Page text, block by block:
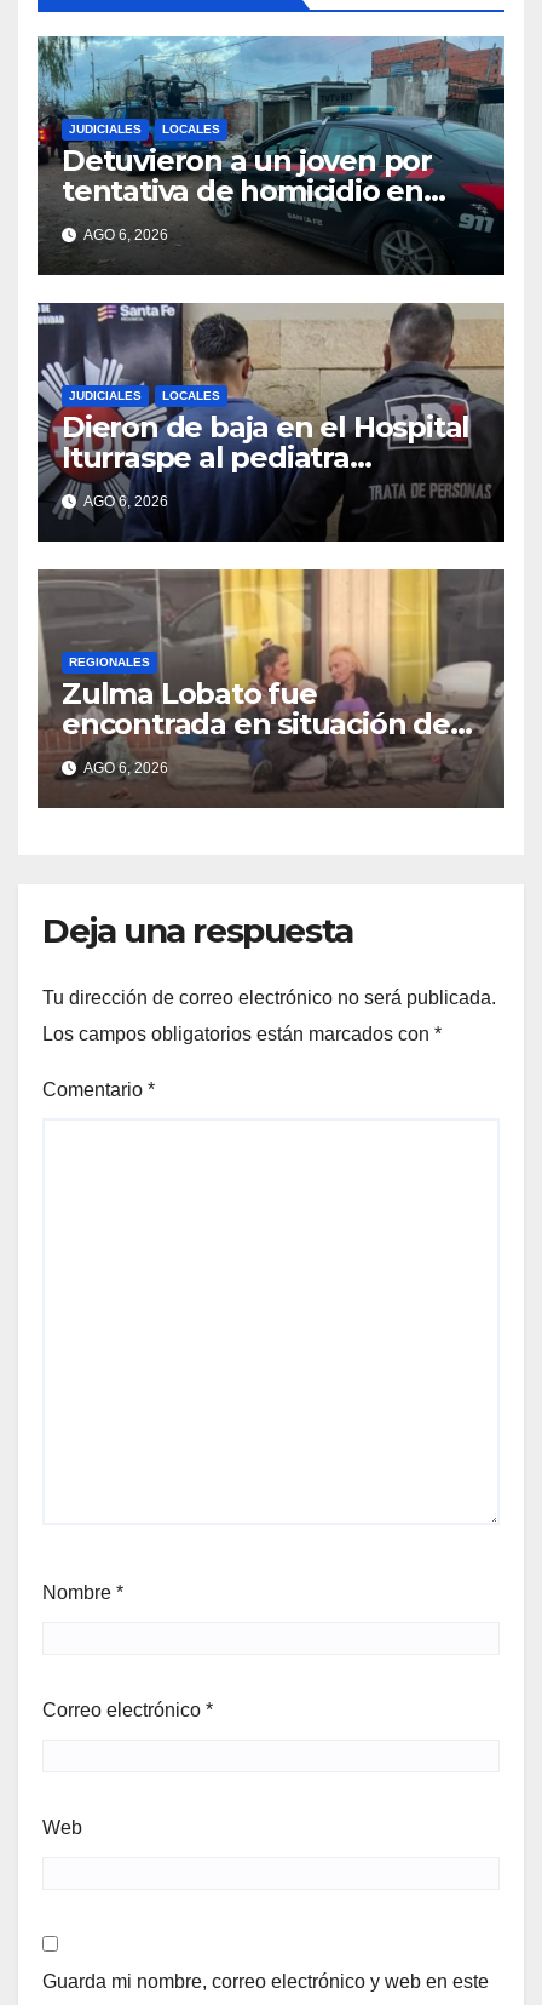
JUDICIALES LOCALES
Detuvieron a un joven por
tentativa de homicidio en
barrio 12 de Octubre
AGO 6, 2026
JUDICIALES LOCALES
Dieron de baja en el Hospital
Iturraspe al pediatra
denunciado por abuso
AGO 6, 2026
REGIONALES
Zulma Lobato fue
encontrada en situación de
calle en Paraná
AGO 6, 2026
Deja una respuesta
Tu dirección de correo electrónico no será publicada.
Los campos obligatorios están marcados con *
Comentario *
Nombre *
Correo electrónico *
Web
Guarda mi nombre, correo electrónico y web en este